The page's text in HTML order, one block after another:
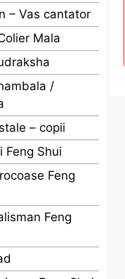
– Vas cantator
Mala
/
– copii
Feng Shui
Feng
Feng